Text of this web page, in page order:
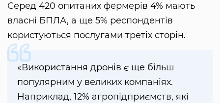
Серед 420 опитаних фермерів 4% мають
власні БПЛА, а ще 5% респондентів
користуються послугами третіх сторін.
«Використання дронів є ще більш
популярним у великих компаніях.
Наприклад, 12% агропідприємств, які